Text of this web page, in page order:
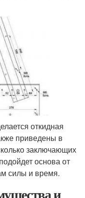
откидная
приведены в
заключающих
основа от
силы и время.